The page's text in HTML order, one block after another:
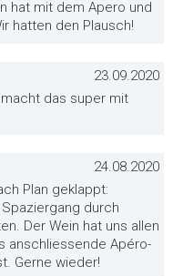
hat mit dem Apero und
hatten den Plausch!
23.09.2020
das super mit
24.08.2020
Plan geklappt:
durch
Der Wein hat uns allen
anschliessende Apéro-
Gerne wieder!